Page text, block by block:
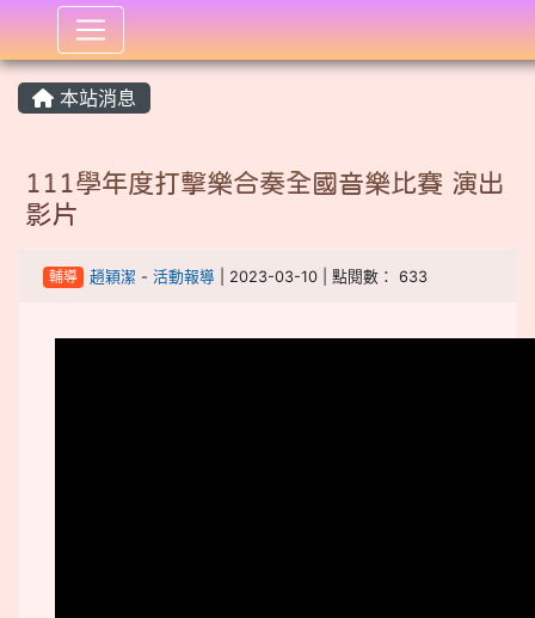
:::
本站消息
111學年度打擊樂合奏全國音樂比賽 演出
影片
輔導 趙穎潔 - 活動報導| 2023-03-10 | 點閱數： 633